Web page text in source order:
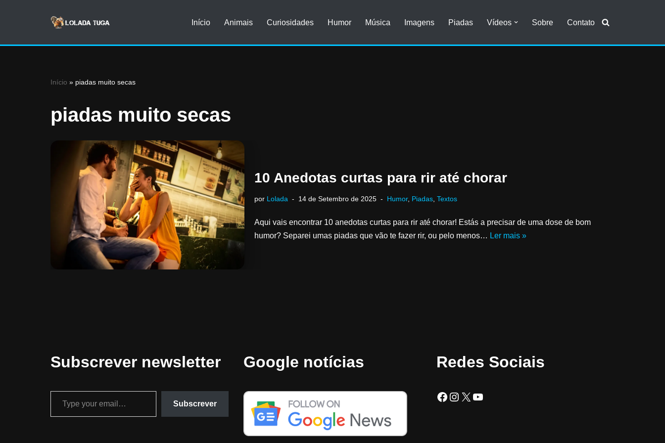
Início Animais Curiosidades Humor Música Imagens Piadas Vídeos Sobre Contato
Início » piadas muito secas
piadas muito secas
10 Anedotas curtas para rir até chorar
por Lolada 14 de Setembro de 2025 Humor, Piadas Textos
Aqui vais encontrar 10 anedotas curtas para rir até chorar! Estás a precisar de uma dose de bom
humor? Separei umas piadas que vão te fazer rir, ou pelo menos… Ler mais »
Subscrever newsletter
Subscrever
Google notícias Redes Sociais